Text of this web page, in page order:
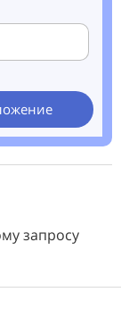
запросу